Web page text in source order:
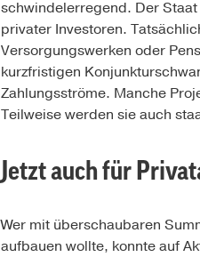
schwindelerregend. Der
privater Investoren.
Versorgungswerken oder
kurzfristigen
Zahlungsströme. Manche
Teilweise werden sie auch
Jetzt auch für
Wer mit überschaubaren
aufbauen wollte, konnte auf